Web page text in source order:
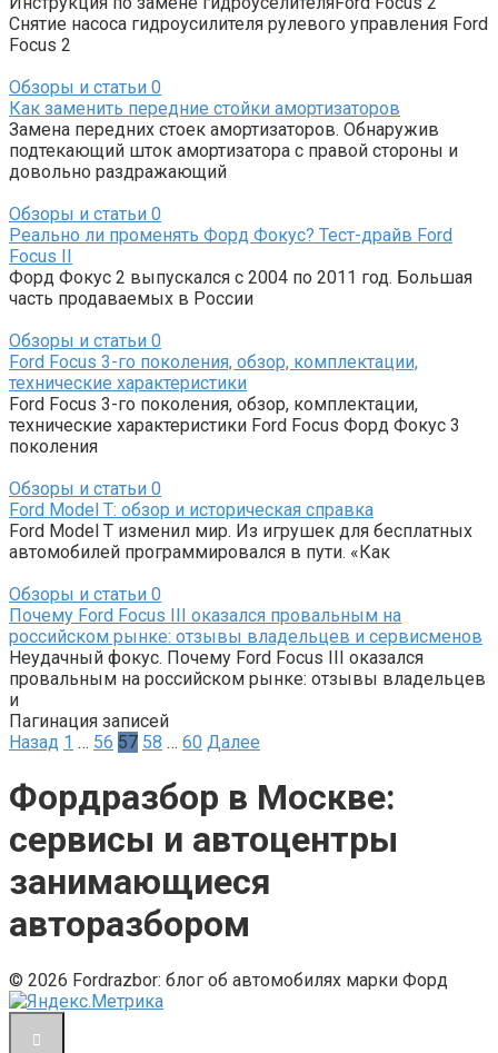
Снятие насоса гидроусилителя рулевого управления Ford
Focus 2
Обзоры и статьи 0
Как заменить передние стойки амортизаторов
Замена передних стоек амортизаторов. Обнаружив
подтекающий шток амортизатора с правой стороны и
довольно раздражающий
Обзоры и статьи 0
Реально ли променять Форд Фокус? Тест-драйв Ford
Focus II
Форд Фокус 2 выпускался с 2004 по 2011 год. Большая
часть продаваемых в России
Обзоры и статьи 0
Ford Focus 3-го поколения, обзор, комплектации,
технические характеристики
Ford Focus 3-го поколения, обзор, комплектации,
технические характеристики Ford Focus Форд Фокус 3
поколения
Обзоры и статьи 0
Ford Model T: обзор и историческая справка
Ford Model T изменил мир. Из игрушек для бесплатных
автомобилей программировался в пути. «Как
Обзоры и статьи 0
Почему Ford Focus III оказался провальным на
российском рынке: отзывы владельцев и сервисменов
Неудачный фокус. Почему Ford Focus III оказался
провальным на российском рынке: отзывы владельцев
и
Пагинация записей
Назад 1 … 56 57 58 … 60 Далее
Фордразбор в Москве:
сервисы и автоцентры
занимающиеся
авторазбором
© 2026 Fordrazbor: блог об автомобилях марки Форд